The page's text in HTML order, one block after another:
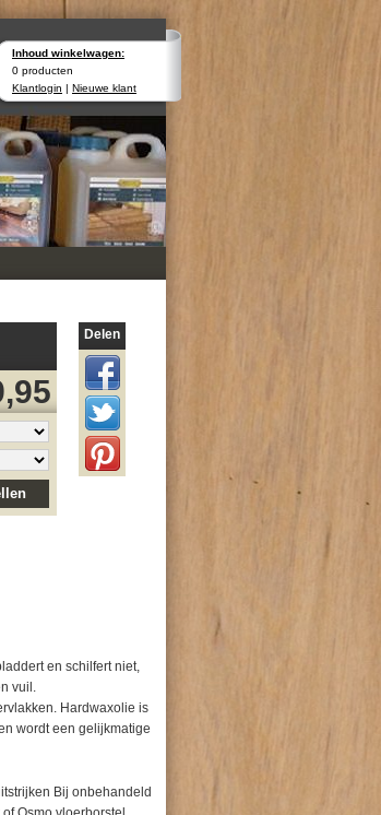
Inhoud winkelwagen:
0 producten
Klantlogin | Nieuwe klant
Delen
en schilfert niet,
vuil.
Hardwaxolie is
wordt een gelijkmatige
Bij onbehandeld